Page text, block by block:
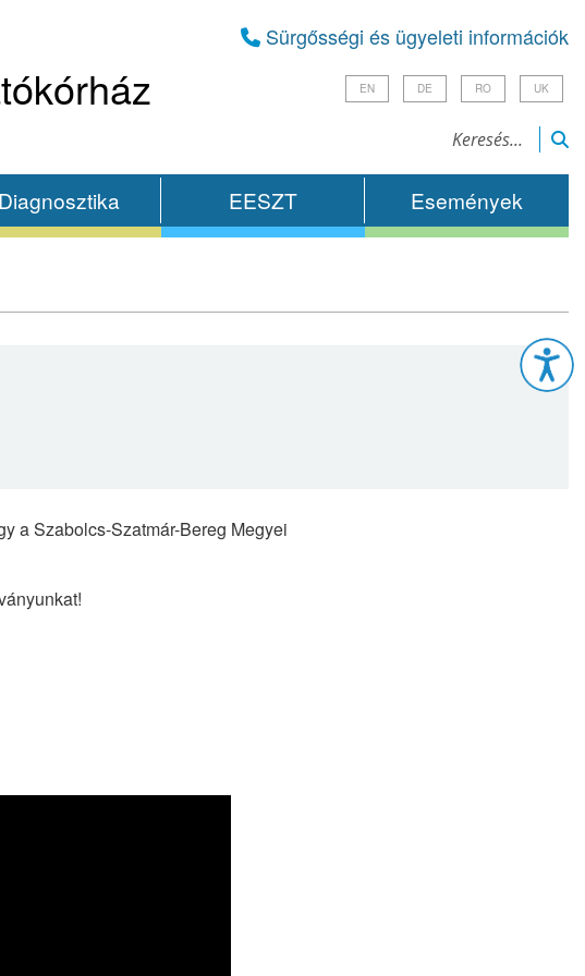
Sürgősségi és ügyeleti információk
EN DE RO UK
Diagnosztika EESZT Események
a Szabolcs-Szatmár-Bereg Megyei